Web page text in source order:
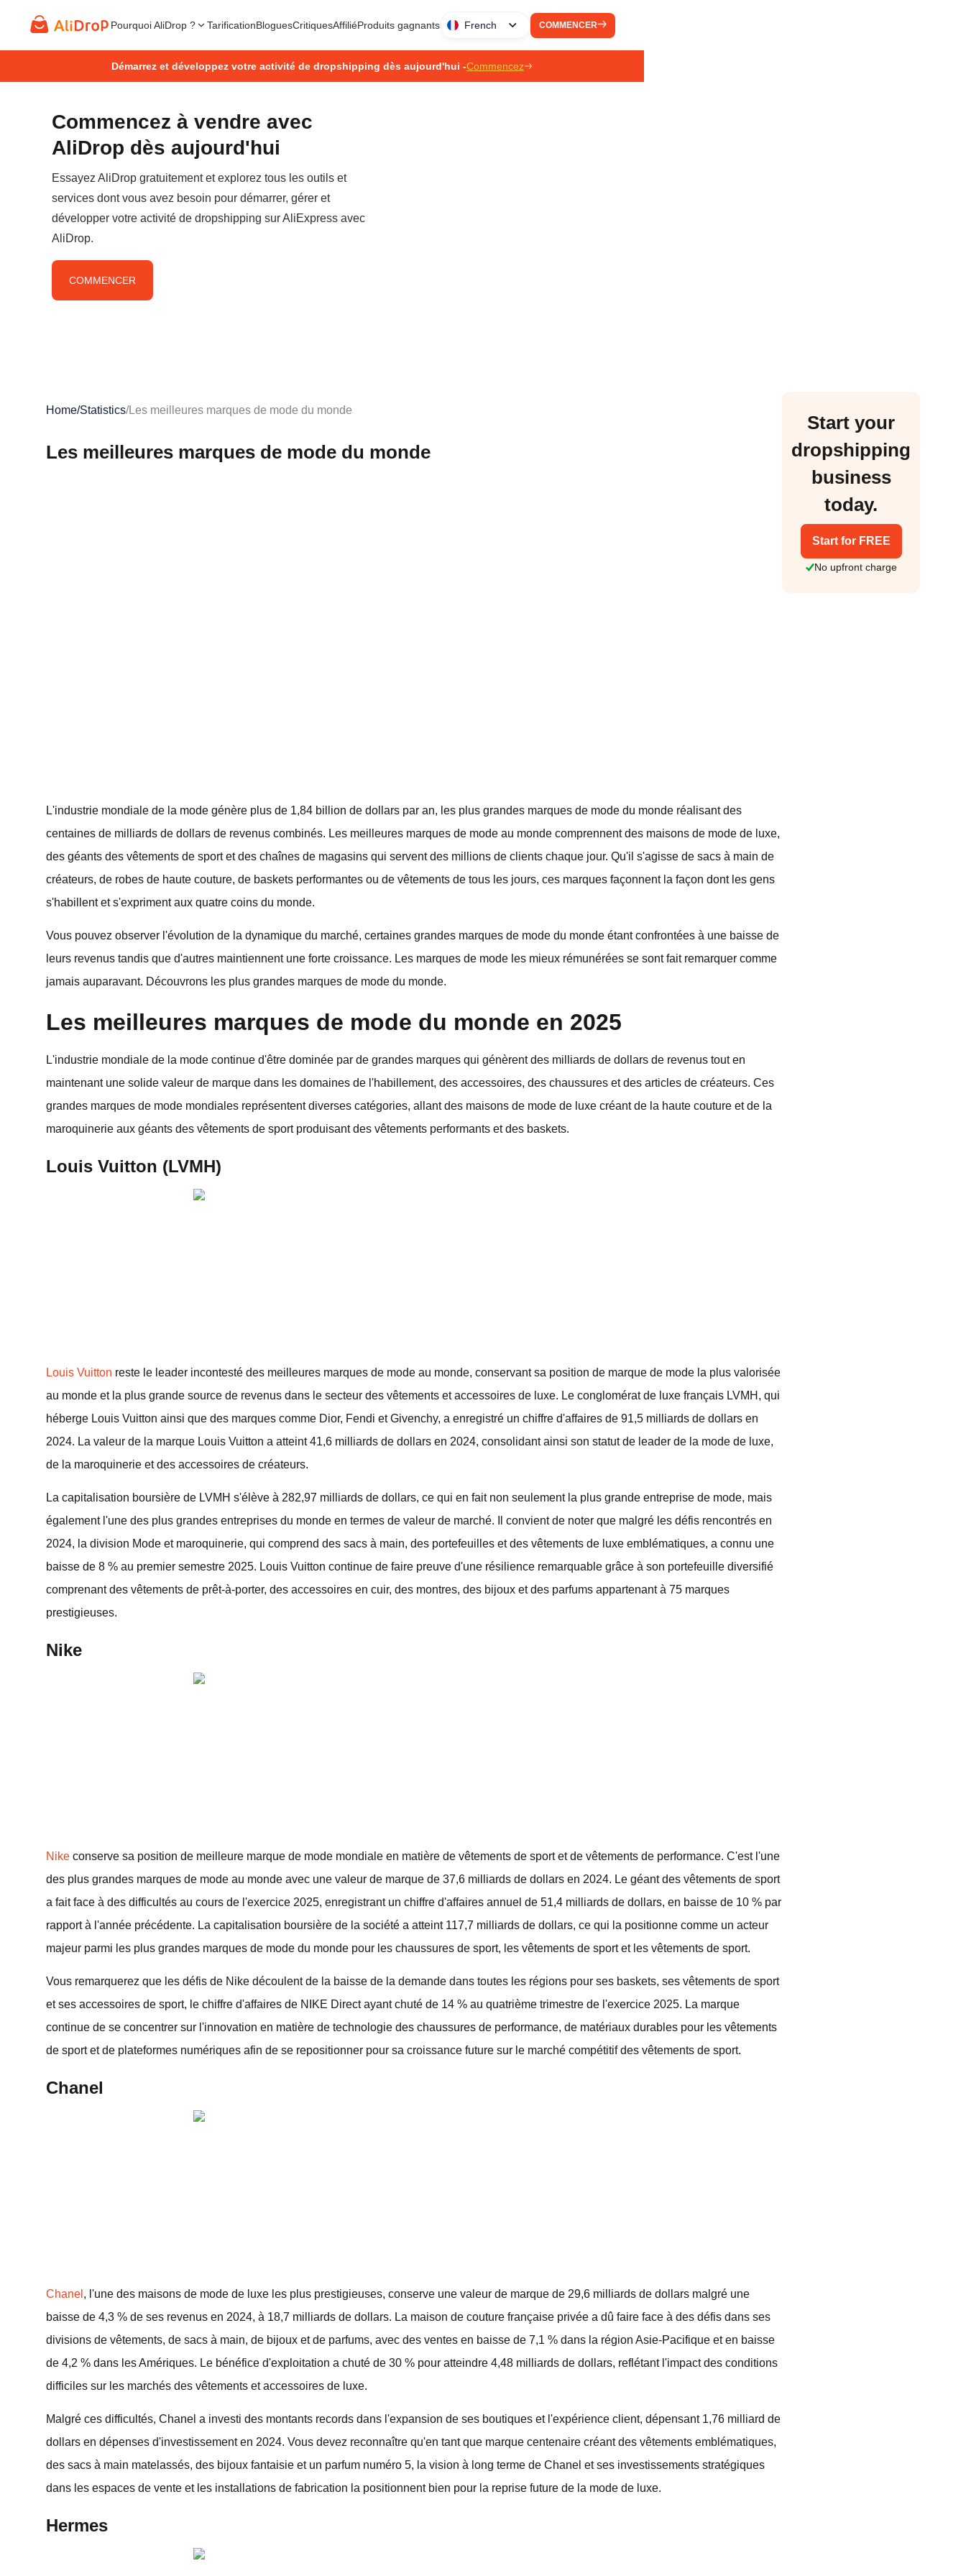
Pourquoi AliDrop ? TarificationBloguesCritiquesAffiliéProduits gagnants French COMMENCER
Démarrez et développez votre activité de dropshipping dès aujourd'hui -Commencez
Commencez à vendre avec
AliDrop dès aujourd'hui
Essayez AliDrop gratuitement et explorez tous les outils et
services dont vous avez besoin pour démarrer, gérer et
développer votre activité de dropshipping sur AliExpress avec
AliDrop.
COMMENCER
Home/Statistics/Les meilleures marques de mode du monde
Les meilleures marques de mode du monde
L'industrie mondiale de la mode génère plus de 1,84 billion de dollars par an, les plus grandes marques de mode du monde réalisant des
centaines de milliards de dollars de revenus combinés. Les meilleures marques de mode au monde comprennent des maisons de mode de luxe,
des géants des vêtements de sport et des chaînes de magasins qui servent des millions de clients chaque jour. Qu'il s'agisse de sacs à main de
créateurs, de robes de haute couture, de baskets performantes ou de vêtements de tous les jours, ces marques façonnent la façon dont les gens
s'habillent et s'expriment aux quatre coins du monde.
Vous pouvez observer l'évolution de la dynamique du marché, certaines grandes marques de mode du monde étant confrontées à une baisse de
leurs revenus tandis que d'autres maintiennent une forte croissance. Les marques de mode les mieux rémunérées se sont fait remarquer comme
jamais auparavant. Découvrons les plus grandes marques de mode du monde.
Les meilleures marques de mode du monde en 2025
L'industrie mondiale de la mode continue d'être dominée par de grandes marques qui génèrent des milliards de dollars de revenus tout en
maintenant une solide valeur de marque dans les domaines de l'habillement, des accessoires, des chaussures et des articles de créateurs. Ces
grandes marques de mode mondiales représentent diverses catégories, allant des maisons de mode de luxe créant de la haute couture et de la
maroquinerie aux géants des vêtements de sport produisant des vêtements performants et des baskets.
Louis Vuitton (LVMH)
Louis Vuitton reste le leader incontesté des meilleures marques de mode au monde, conservant sa position de marque de mode la plus valorisée
au monde et la plus grande source de revenus dans le secteur des vêtements et accessoires de luxe. Le conglomérat de luxe français LVMH, qui
héberge Louis Vuitton ainsi que des marques comme Dior, Fendi et Givenchy, a enregistré un chiffre d'affaires de 91,5 milliards de dollars en
2024. La valeur de la marque Louis Vuitton a atteint 41,6 milliards de dollars en 2024, consolidant ainsi son statut de leader de la mode de luxe,
de la maroquinerie et des accessoires de créateurs.
La capitalisation boursière de LVMH s'élève à 282,97 milliards de dollars, ce qui en fait non seulement la plus grande entreprise de mode, mais
également l'une des plus grandes entreprises du monde en termes de valeur de marché. Il convient de noter que malgré les défis rencontrés en
2024, la division Mode et maroquinerie, qui comprend des sacs à main, des portefeuilles et des vêtements de luxe emblématiques, a connu une
baisse de 8 % au premier semestre 2025. Louis Vuitton continue de faire preuve d'une résilience remarquable grâce à son portefeuille diversifié
comprenant des vêtements de prêt-à-porter, des accessoires en cuir, des montres, des bijoux et des parfums appartenant à 75 marques
prestigieuses.
Nike
Nike conserve sa position de meilleure marque de mode mondiale en matière de vêtements de sport et de vêtements de performance. C'est l'une
des plus grandes marques de mode au monde avec une valeur de marque de 37,6 milliards de dollars en 2024. Le géant des vêtements de sport
a fait face à des difficultés au cours de l'exercice 2025, enregistrant un chiffre d'affaires annuel de 51,4 milliards de dollars, en baisse de 10 % par
rapport à l'année précédente. La capitalisation boursière de la société a atteint 117,7 milliards de dollars, ce qui la positionne comme un acteur
majeur parmi les plus grandes marques de mode du monde pour les chaussures de sport, les vêtements de sport et les vêtements de sport.
Vous remarquerez que les défis de Nike découlent de la baisse de la demande dans toutes les régions pour ses baskets, ses vêtements de sport
et ses accessoires de sport, le chiffre d'affaires de NIKE Direct ayant chuté de 14 % au quatrième trimestre de l'exercice 2025. La marque
continue de se concentrer sur l'innovation en matière de technologie des chaussures de performance, de matériaux durables pour les vêtements
de sport et de plateformes numériques afin de se repositionner pour sa croissance future sur le marché compétitif des vêtements de sport.
Chanel
Chanel , l'une des maisons de mode de luxe les plus prestigieuses, conserve une valeur de marque de 29,6 milliards de dollars malgré une
baisse de 4,3 % de ses revenus en 2024, à 18,7 milliards de dollars. La maison de couture française privée a dû faire face à des défis dans ses
divisions de vêtements, de sacs à main, de bijoux et de parfums, avec des ventes en baisse de 7,1 % dans la région Asie-Pacifique et en baisse
de 4,2 % dans les Amériques. Le bénéfice d'exploitation a chuté de 30 % pour atteindre 4,48 milliards de dollars, reflétant l'impact des conditions
difficiles sur les marchés des vêtements et accessoires de luxe.
Malgré ces difficultés, Chanel a investi des montants records dans l'expansion de ses boutiques et l'expérience client, dépensant 1,76 milliard de
dollars en dépenses d'investissement en 2024. Vous devez reconnaître qu'en tant que marque centenaire créant des vêtements emblématiques,
des sacs à main matelassés, des bijoux fantaisie et un parfum numéro 5, la vision à long terme de Chanel et ses investissements stratégiques
dans les espaces de vente et les installations de fabrication la positionnent bien pour la reprise future de la mode de luxe.
Hermes
Start your
dropshipping
business
today.
Start for FREE
No upfront charge